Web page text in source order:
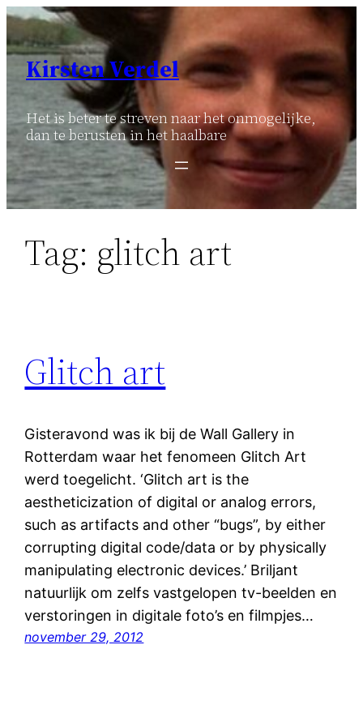
Ga
naar
inhoud
Kirsten Verdel
Het is beter te streven naar het onmogelijke,
dan te berusten in het haalbare
Tag: glitch art
Glitch art
Gisteravond was ik bij de Wall Gallery in
Rotterdam waar het fenomeen Glitch Art
werd toegelicht. ‘Glitch art is the
aestheticization of digital or analog errors,
such as artifacts and other “bugs”, by either
corrupting digital code/data or by physically
manipulating electronic devices.’ Briljant
natuurlijk om zelfs vastgelopen tv-beelden en
verstoringen in digitale foto’s en filmpjes…
november 29, 2012